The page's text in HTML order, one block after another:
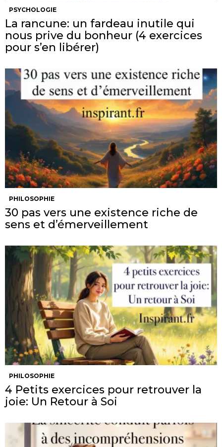
PSYCHOLOGIE
La rancune: un fardeau inutile qui
nous prive du bonheur (4 exercices
pour s’en libérer)
PHILOSOPHIE
30 pas vers une existence riche de
sens et d’émerveillement
PHILOSOPHIE
4 Petits exercices pour retrouver la
joie: Un Retour à Soi